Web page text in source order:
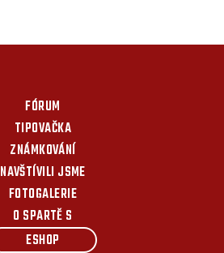
FÓRUM
TIPOVAČKA
ZNÁMKOVÁNÍ
NAVŠTÍVILI JSME
FOTOGALERIE
O SPARTĚ S
ESHOP